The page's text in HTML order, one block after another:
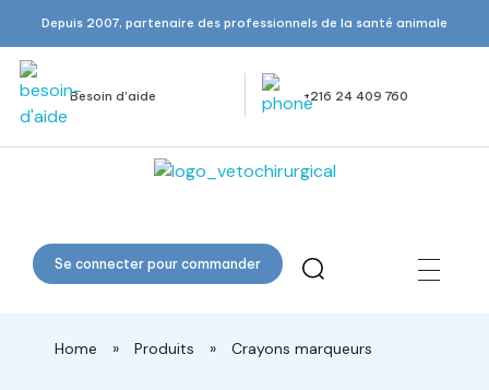
Depuis 2007, partenaire des professionnels de la santé animale
Besoin d’aide +216 24 409 760
Veto Chirurgical
Se connecter pour commander
Home » Produits » Crayons marqueurs